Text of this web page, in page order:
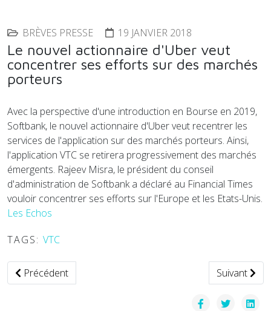
BRÈVES PRESSE 19 JANVIER 2018
Le nouvel actionnaire d'Uber veut
concentrer ses efforts sur des marchés
porteurs
Avec la perspective d'une introduction en Bourse en 2019,
Softbank, le nouvel actionnaire d'Uber veut recentrer les
services de l'application sur des marchés porteurs. Ainsi,
l'application VTC se retirera progressivement des marchés
émergents. Rajeev Misra, le président du conseil
d'administration de Softbank a déclaré au Financial Times
vouloir concentrer ses efforts sur l'Europe et les Etats-Unis.
Les Echos
TAGS: VTC
Article précédent : Air France-KLM va renouveler les
Précédent Article
Suivant